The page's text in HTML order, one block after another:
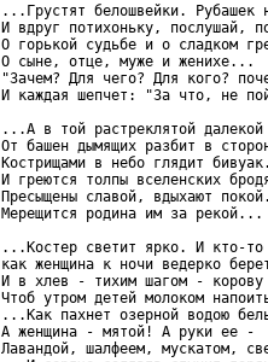
...Грустят белошвейки. Рубашек
И вдруг потихоньку, послушай,
О горькой судьбе и о сладком
О сыне, отце, муже и женихе...
"Зачем? Для чего? Для кого?
И каждая шепчет: "За что, не
...А в той растреклятой далекой
От башен дымящих разбит в
Кострищами в небо глядит
И греются толпы вселенских
Пресыщены славой, вдыхают
Мерещится родина им за рекой...
...Костер светит ярко. И кто-
как женщина к ночи ведерко
И в хлев - тихим шагом - корову
Чтоб утром детей молоком
...Как пахнет озерной водою
А женщина - мятой! А руки ее -
Лавандой, шалфеем, мускатом,